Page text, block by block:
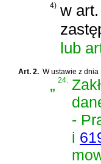
4) w
lub
Art. 2. Wustawie z dnia
„24.
-
i